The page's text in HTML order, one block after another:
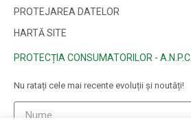
PROTEJAREA DATELOR
HARTĂ SITE
PROTECȚIA CONSUMATORILOR - A.N.P.C.
Nu ratați cele mai recente evoluții și noutăți!